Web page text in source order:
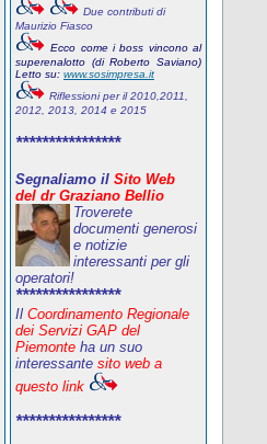
Due contributi di
Maurizio Fiasco
Ecco come i boss vincono al
superenalotto (di Roberto Saviano)
Letto su: www.sosimpresa.it
Riflessioni per il 2010,2011,
2012, 2013, 2014 e 2015
****************
Segnaliamo il Sito Web
del dr Graziano Bellio
Troverete
documenti generosi
e notizie
interessanti per gli
operatori!
****************
Il Coordinamento Regionale
dei Servizi GAP del
Piemonte ha un suo
interessante sito web a
questo link
****************